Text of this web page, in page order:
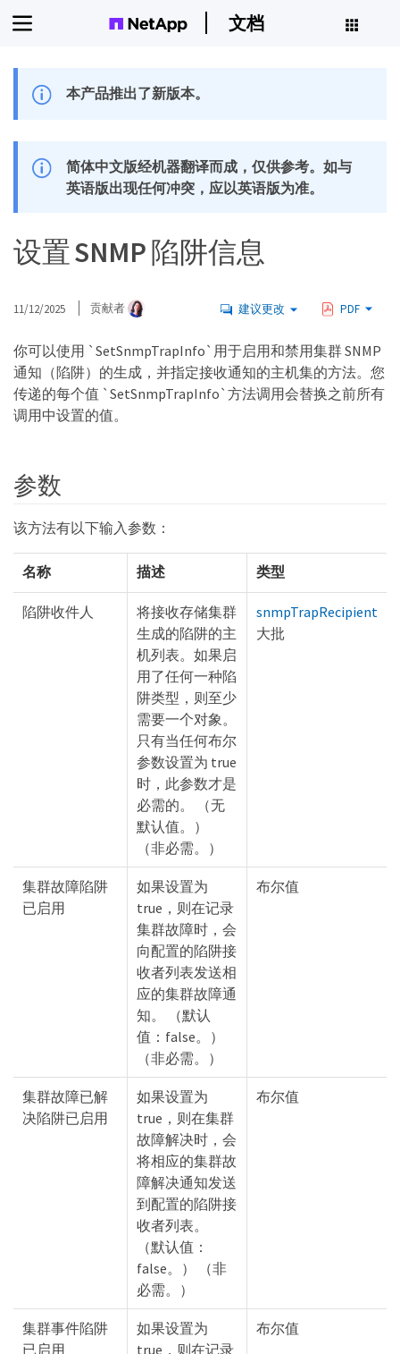
文档
本产品推出了新版本。
简体中文版经机器翻译而成，仅供参考。如与
英语版出现任何冲突，应以英语版为准。
设置 SNMP 陷阱信息
11/12/2025 贡献者 建议更改 PDF
你可以使用 `SetSnmpTrapInfo`用于启用和禁用集群 SNMP
通知（陷阱）的生成，并指定接收通知的主机集的方法。您
传递的每个值 `SetSnmpTrapInfo`方法调用会替换之前所有
调用中设置的值。
参数
该方法有以下输入参数：
名称 描述 类型
陷阱收件人
将接收存储集群
生成的陷阱的主
机列表。如果启
用了任何一种陷
阱类型，则至少
需要一个对象。
只有当任何布尔
参数设置为 true
时，此参数才是
必需的。 （无
默认值。）
（非必需。）
snmpTrapRecipient
大批
集群故障陷阱
已启用
如果设置为
true，则在记录
集群故障时，会
向配置的陷阱接
收者列表发送相
应的集群故障通
知。 （默认
值：false。）
（非必需。）
布尔值
集群故障已解
决陷阱已启用
如果设置为
true，则在集群
故障解决时，会
将相应的集群故
障解决通知发送
到配置的陷阱接
收者列表。
（默认值：
false。） （非
必需。）
布尔值
集群事件陷阱
已启用
如果设置为
true，则在记录
布尔值